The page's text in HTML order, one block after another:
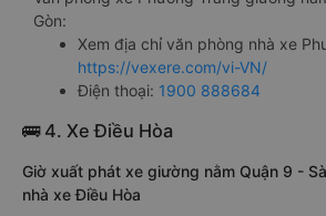
Gòn:
Xem địa chỉ văn phòng nhà xe
https://vexere.com/vi-VN/
Điện thoại: 1900 888684
🚌 4. Xe Điều Hòa
Giờ xuất phát xe giường nằm Quận 9 -
nhà xe Điều Hòa